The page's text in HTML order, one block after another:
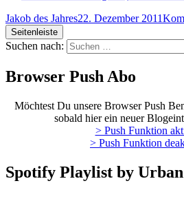
Jakob des Jahres22. Dezember 2011
Seitenleiste
Suchen nach:
Browser Push Abo
Möchtest Du unsere Browser Push
sobald hier ein neuer
> Push Funktion
> Push Funktion
Spotify Playlist by